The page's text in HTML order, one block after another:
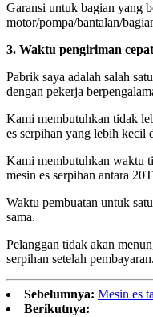
Garansi untuk bagian yang
motor/pompa/bantalan/
3. Waktu pengiriman
Pabrik saya adalah salah
dengan pekerja
Kami membutuhkan tidak
es serpihan yang lebih kecil
Kami membutuhkan waktu
mesin es serpihan antara
Waktu pembuatan untuk
sama.
Pelanggan tidak akan
serpihan setelah pembayaran.
Sebelumnya: Mesin es
Berikutnya: